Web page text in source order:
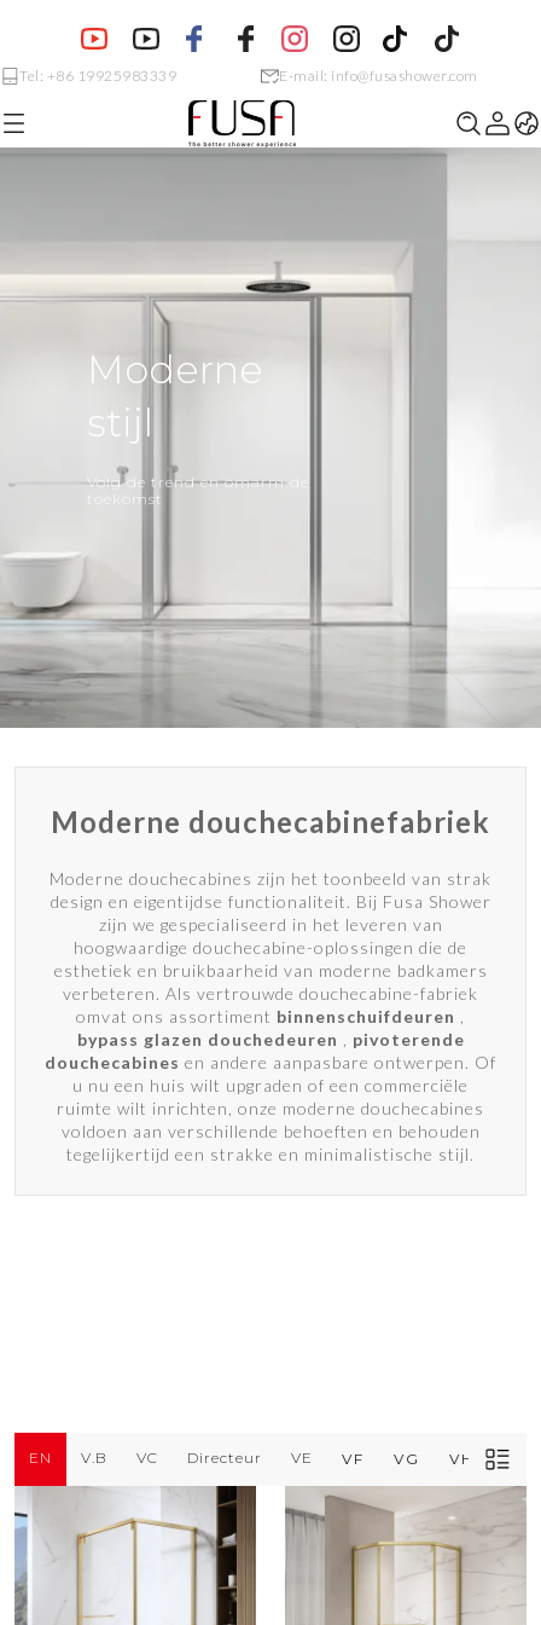
Tel: +86 19925983339 E-mail: info@fusashower.com
Moderne
stijl
Volg de trend en omarm de
toekomst
Moderne douchecabinefabriek
Moderne douchecabines zijn het toonbeeld van strak
design en eigentijdse functionaliteit. Bij Fusa Shower
zijn we gespecialiseerd in het leveren van
hoogwaardige douchecabine-oplossingen die de
esthetiek en bruikbaarheid van moderne badkamers
verbeteren. Als vertrouwde douchecabine-fabriek
omvat ons assortiment binnenschuifdeuren
bypass glazen douchedeuren
pivoterende
douchecabines en andere aanpasbare ontwerpen. Of
u nu een huis wilt upgraden of een commerciële
ruimte wilt inrichten, onze moderne douchecabines
voldoen aan verschillende behoeften en behouden
tegelijkertijd een strakke en minimalistische stijl.
EN V.B VC Directeur VE VF VG VH